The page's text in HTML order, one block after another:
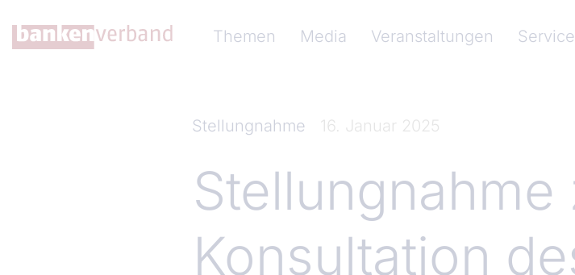
Themen
Media Veranstaltungen
Stellungnahme 16. Januar 2025
Stellungnahme
Konsultation